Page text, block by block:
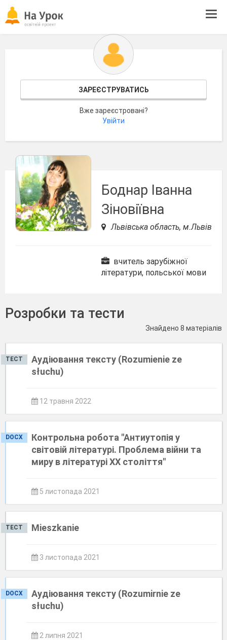
ЗАРЕЄСТРУВАТИСЬ
Вже зареєстровані?
Увійти
Боднар Іванна
Зіновіївна
Львівська область, м.Львів
вчитель зарубіжної
літератури, польської мови
Розробки та тести
Знайдено 8 матеріалів
ТЕСТ
Аудіювання тексту (Rozumiеnie ze
słuchu)
12 травня 2022
DOCX
Контрольна робота "Антиутопія у
світовій літературі. Проблема війни та
миру в літературі ХХ століття"
5 листопада 2021
ТЕСТ Mieszkanie
3 листопада 2021
DOCX
Аудіювання тексту (Rozumirnie ze
słuchu)
2 липня 2021